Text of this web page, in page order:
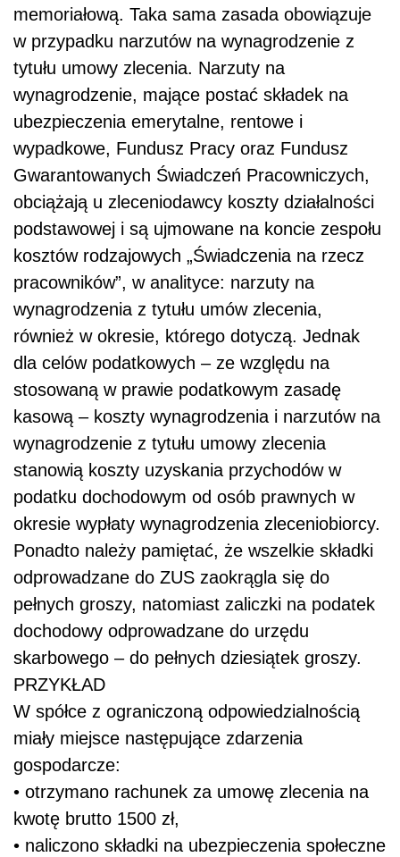
memoriałową. Taka sama zasada obowiązuje
w przypadku narzutów na wynagrodzenie z
tytułu umowy zlecenia. Narzuty na
wynagrodzenie, mające postać składek na
ubezpieczenia emerytalne, rentowe i
wypadkowe, Fundusz Pracy oraz Fundusz
Gwarantowanych Świadczeń Pracowniczych,
obciążają u zleceniodawcy koszty działalności
podstawowej i są ujmowane na koncie zespołu
kosztów rodzajowych „Świadczenia na rzecz
pracowników”, w analityce: narzuty na
wynagrodzenia z tytułu umów zlecenia,
również w okresie, którego dotyczą. Jednak
dla celów podatkowych – ze względu na
stosowaną w prawie podatkowym zasadę
kasową – koszty wynagrodzenia i narzutów na
wynagrodzenie z tytułu umowy zlecenia
stanowią koszty uzyskania przychodów w
podatku dochodowym od osób prawnych w
okresie wypłaty wynagrodzenia zleceniobiorcy.
Ponadto należy pamiętać, że wszelkie składki
odprowadzane do ZUS zaokrągla się do
pełnych groszy, natomiast zaliczki na podatek
dochodowy odprowadzane do urzędu
skarbowego – do pełnych dziesiątek groszy.
PRZYKŁAD
W spółce z ograniczoną odpowiedzialnością
miały miejsce następujące zdarzenia
gospodarcze:
• otrzymano rachunek za umowę zlecenia na
kwotę brutto 1500 zł,
• naliczono składki na ubezpieczenia społeczne